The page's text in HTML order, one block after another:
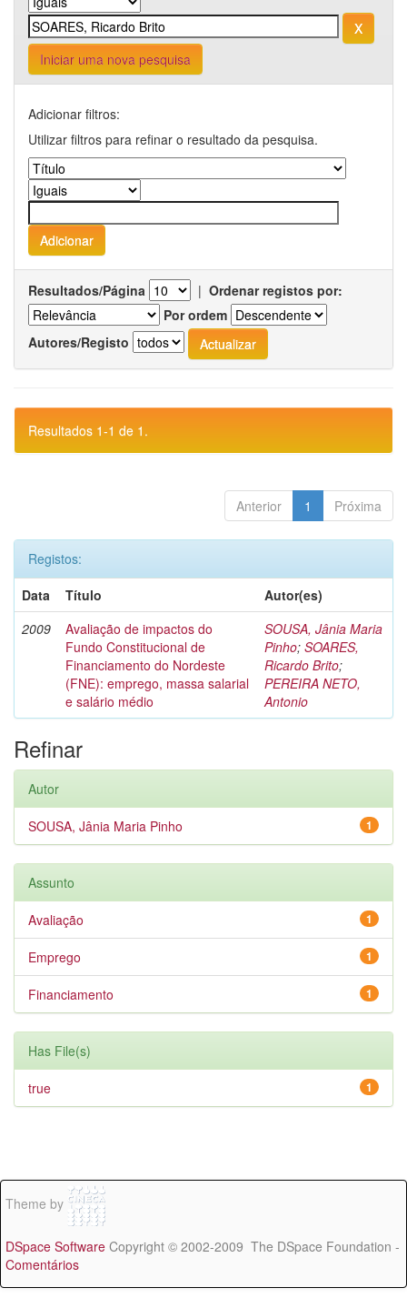
Iniciar uma nova pesquisa
Adicionar filtros:
Utilizar filtros para refinar o resultado da pesquisa.
Resultados/Página | Ordenar registos por:
Por ordem
Autores/Registo
Resultados 1-1 de 1.
Anterior 1 Próxima
Registos:
Data
Título
Autor(es)
2009
Avaliação de impactos do
Fundo Constitucional de
Financiamento do Nordeste
(FNE): emprego, massa salarial
e salário médio
SOUSA, Jânia Maria
Pinho; SOARES,
Ricardo Brito;
PEREIRA NETO,
Antonio
Refinar
Autor
1
SOUSA, Jânia Maria Pinho
Assunto
1
Avaliação
1
Emprego
1
Financiamento
Has File(s)
1
true
Theme by
DSpace Software Copyright © 2002-2009 The DSpace Foundation -
Comentários